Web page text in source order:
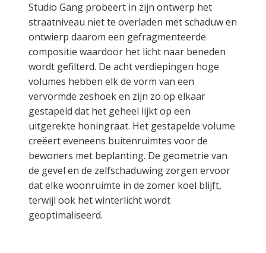
Studio Gang probeert in zijn ontwerp het
straatniveau niet te overladen met schaduw en
ontwierp daarom een gefragmenteerde
compositie waardoor het licht naar beneden
wordt gefilterd. De acht verdiepingen hoge
volumes hebben elk de vorm van een
vervormde zeshoek en zijn zo op elkaar
gestapeld dat het geheel lijkt op een
uitgerekte honingraat. Het gestapelde volume
creëert eveneens buitenruimtes voor de
bewoners met beplanting. De geometrie van
de gevel en de zelfschaduwing zorgen ervoor
dat elke woonruimte in de zomer koel blijft,
terwijl ook het winterlicht wordt
geoptimaliseerd.